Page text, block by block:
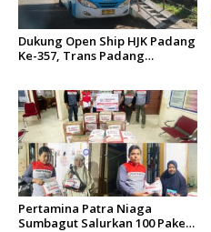
Dukung Open Ship HJK Padang
Ke-357, Trans Padang
Pertamina Patra Niaga
Sumbagut Salurkan 100 Paket